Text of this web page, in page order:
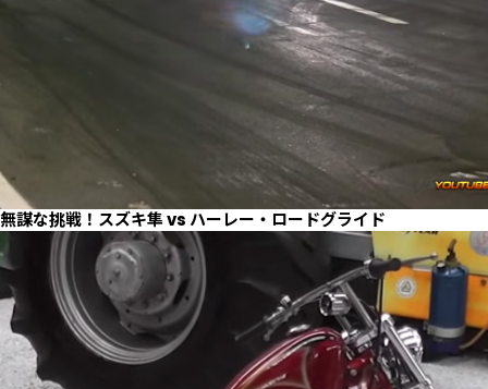
無謀な挑戦！スズキ隼 vs ハーレー・ロードグライド